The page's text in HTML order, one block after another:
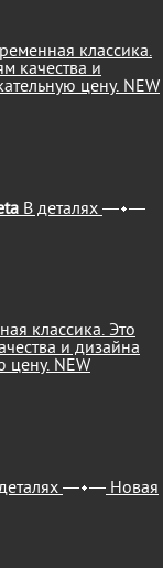
классика.
качества и
цену. NEW
В деталях
классика. Это
и дизайна
цену. NEW
Новая